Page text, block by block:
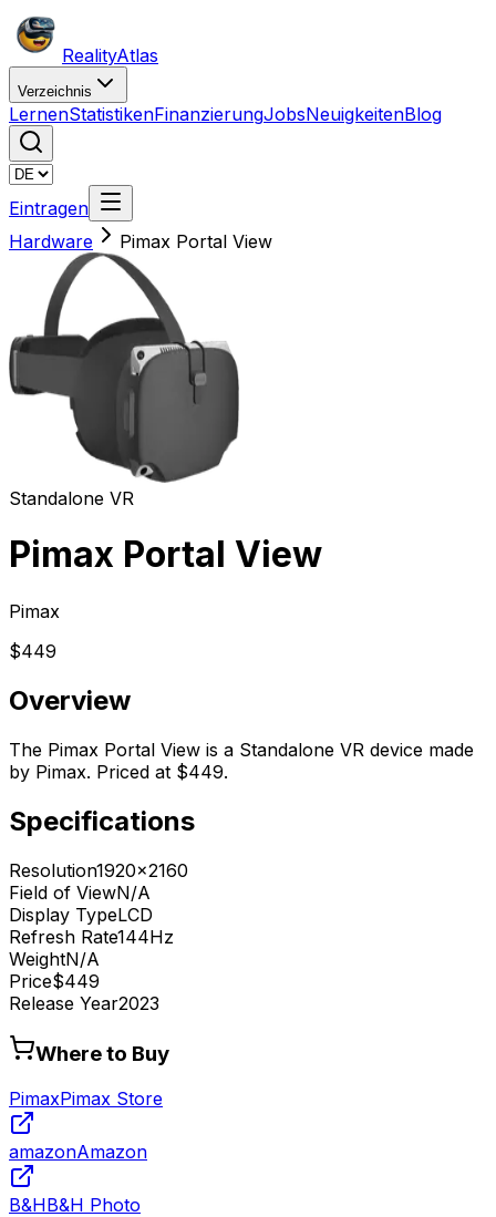
RealityAtlas
Verzeichnis
LernenStatistikenFinanzierungJobsNeuigkeitenBlog
Eintragen
Hardware
Pimax Portal View
Standalone VR
Pimax Portal View
Pimax
$449
Overview
The Pimax Portal View is a Standalone VR device made
by Pimax. Priced at $449.
Specifications
Resolution1920x2160
Field of ViewN/A
Display TypeLCD
Refresh Rate144Hz
WeightN/A
Price$449
Release Year2023
Where to Buy
PimaxPimax Store
amazonAmazon
B&HB&H Photo